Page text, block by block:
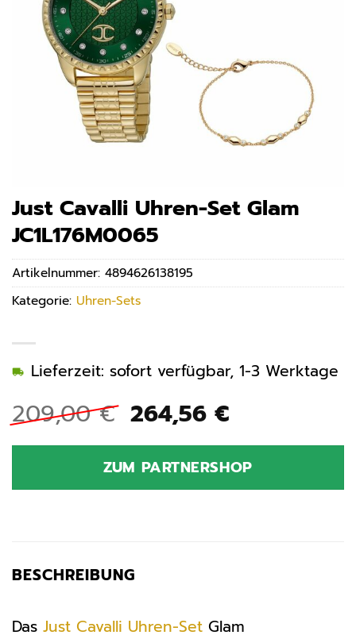
Just Cavalli Uhren-Set Glam
JC1L176M0065
209,00€ Ursprünglicher
Preis
war:
209,00 €
264,56 €Aktueller
ist:
264,56 €.
Lieferzeit: sofort verfügbar, 1-3 Werktage
ZUM PARTNERSHOP
Artikelnummer: 4894626138195
Kategorie: Uhren-Sets
BESCHREIBUNG
Das Just Cavalli Uhren-Set Glam